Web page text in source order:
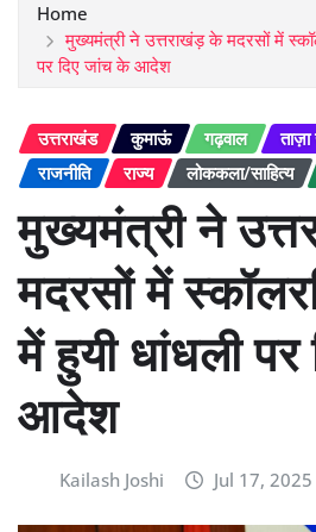
Home
मुख्यमंत्री ने उत्तराखंड़ के मदरसों में
पर दिए जांच के आदेश
उत्तराखंड कुमाऊं गढ़वाल
राजनीति
राज्य लोककला/साहित्य
मुख्यमंत्री ने
मदरसों में
में हुयी धांधली
आदेश
Kailash Joshi Jul 17, 2025